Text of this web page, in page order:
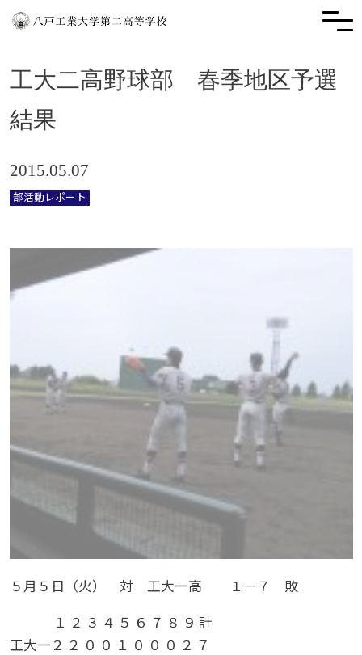
工大二高野球部 春季地区予選
結果
2015.05.07
部活動レポート
５月５日（火） 対 工大一高 １－７ 敗
１ ２ ３ ４ ５ ６ ７ ８ ９ 計
工大一 ２ ２ ０ ０ １ ０ ０ ０ ２ ７